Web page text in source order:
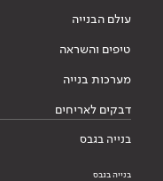
עולם הבנייה
טיפים והשראה
מערכות בנייה
דבקים לאריחים
בנייה בגבס
בנייה בגבס